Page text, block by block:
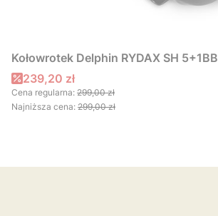
Kołowrotek Delphin RYDAX SH 5+1BB
Cena promocyjna
239,20 zł
Cena regularna: 299,00 zł
Najniższa cena: 299,00 zł